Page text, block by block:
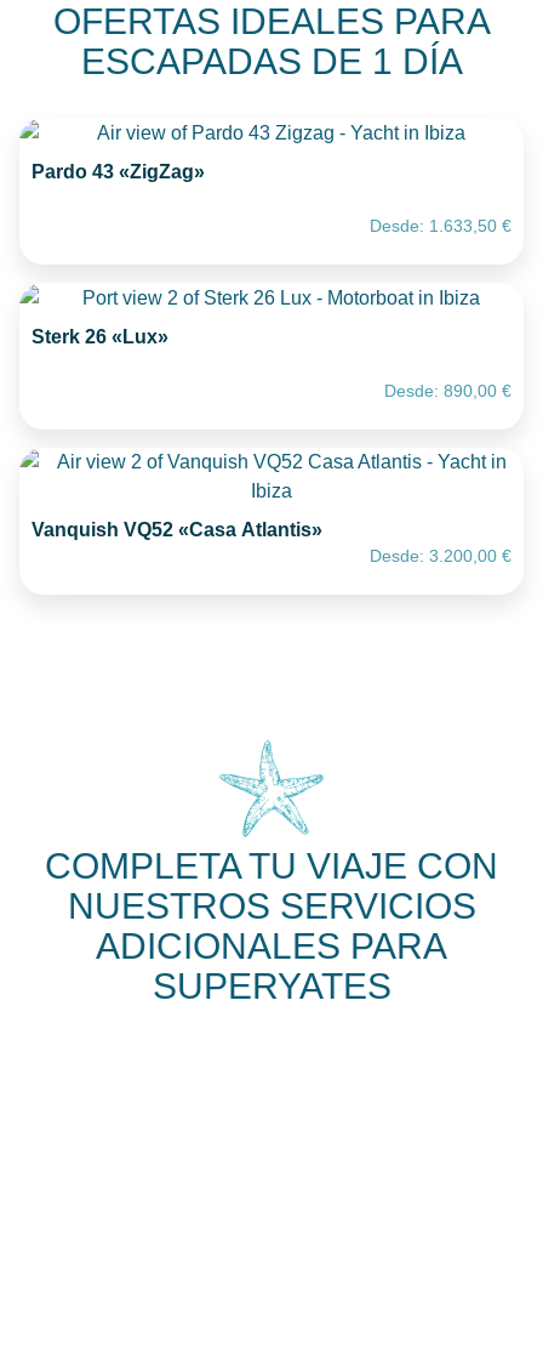
OFERTAS IDEALES PARA
ESCAPADAS DE 1 DÍA
Pardo 43 «ZigZag»
Desde: 1.633,50 €
Sterk 26 «Lux»
Desde: 890,00 €
Vanquish VQ52 «Casa Atlantis»
Desde: 3.200,00 €
COMPLETA TU VIAJE CON
NUESTROS SERVICIOS
ADICIONALES PARA
SUPERYATES